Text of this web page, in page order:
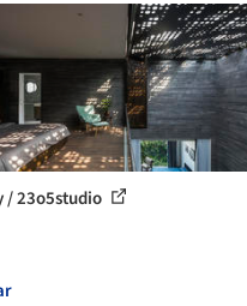
/ 23o5studio